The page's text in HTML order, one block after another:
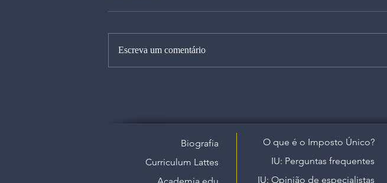
Escreva um comentário
Biografia
Curriculum Lattes
O que é o Imposto Único?
IU: Perguntas frequentes
IU: Opinião de especialistas